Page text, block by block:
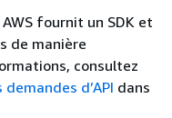
fournit un SDK et
de manière
consultez
d’API dans